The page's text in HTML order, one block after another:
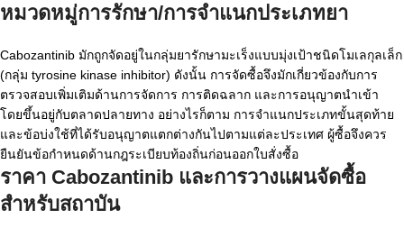
หมวดหมู่การรักษา/การจำแนกประเภทยา
Cabozantinib มักถูกจัดอยู่ในกลุ่มยารักษามะเร็งแบบมุ่งเป้าชนิดโมเลกุลเล็ก
(กลุ่ม tyrosine kinase inhibitor) ดังนั้น การจัดซื้อจึงมักเกี่ยวข้องกับการ
ตรวจสอบเพิ่มเติมด้านการจัดการ การติดฉลาก และการอนุญาตนำเข้า
โดยขึ้นอยู่กับตลาดปลายทาง อย่างไรก็ตาม การจำแนกประเภทขั้นสุดท้าย
และข้อบ่งใช้ที่ได้รับอนุญาตแตกต่างกันไปตามแต่ละประเทศ ผู้ซื้อจึงควร
ยืนยันข้อกำหนดด้านกฎระเบียบท้องถิ่นก่อนออกใบสั่งซื้อ
ราคา Cabozantinib และการวางแผนจัดซื้อ
สำหรับสถาบัน